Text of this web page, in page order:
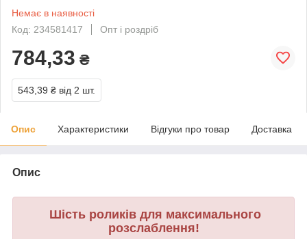
Немає в наявності
Код: 234581417
Опт і роздріб
784,33 ₴
543,39 ₴ від 2 шт.
Опис Характеристики Відгуки про товар Доставка
Опис
Шість роликів для максимального
розслаблення!